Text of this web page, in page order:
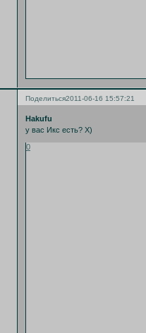
Поделиться2011-06-16 15:57:21
Hakufu
у вас Икс есть? Х)
0